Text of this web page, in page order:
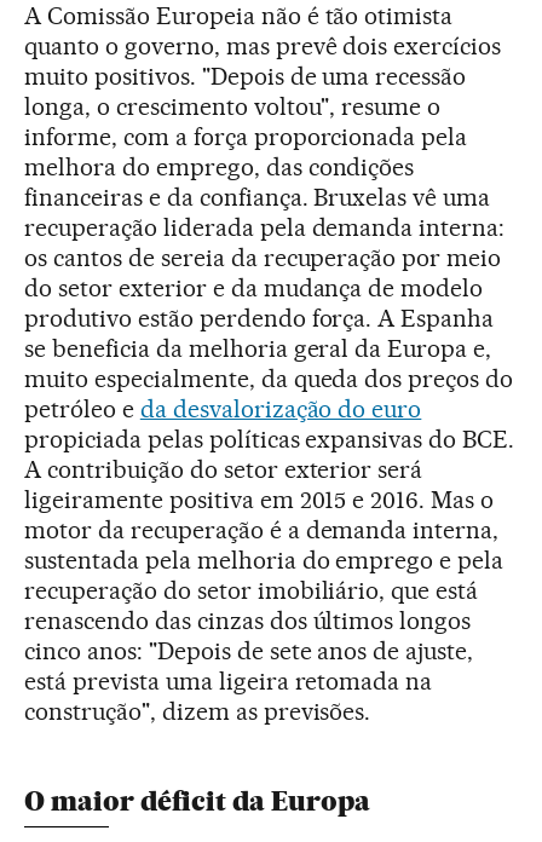
A Comissão Europeia não é tão otimista
quanto o governo, mas prevê dois exercícios
muito positivos. "Depois de uma recessão
longa, o crescimento voltou", resume o
informe, com a força proporcionada pela
melhora do emprego, das condições
financeiras e da confiança. Bruxelas vê uma
recuperação liderada pela demanda interna:
os cantos de sereia da recuperação por meio
do setor exterior e da mudança de modelo
produtivo estão perdendo força. A Espanha
se beneficia da melhoria geral da Europa e,
muito especialmente, da queda dos preços do
petróleo e da desvalorização do euro
propiciada pelas políticas expansivas do BCE.
A contribuição do setor exterior será
ligeiramente positiva em 2015 e 2016. Mas o
motor da recuperação é a demanda interna,
sustentada pela melhoria do emprego e pela
recuperação do setor imobiliário, que está
renascendo das cinzas dos últimos longos
cinco anos: "Depois de sete anos de ajuste,
está prevista uma ligeira retomada na
construção", dizem as previsões.
O maior déficit da Europa